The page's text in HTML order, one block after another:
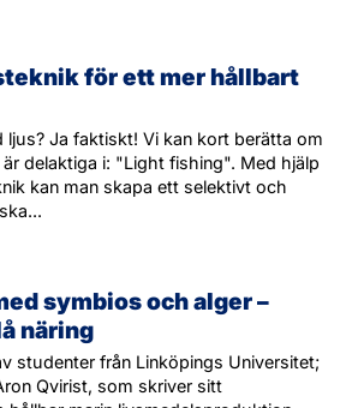
för ett mer hållbart
ljus? Ja faktiskt! Vi kan kort berätta om
delaktiga i: "Light fishing". Med hjälp
kan man skapa ett selektivt och
symbios och alger –
näring
studenter från Linköpings Universitet;
Qvirist, som skriver sitt